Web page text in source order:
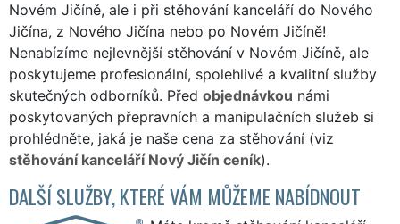
Novém Jičíně, ale i při stěhování kanceláří do Nového
Jičína, z Nového Jičína nebo po Novém Jičíně!
Nenabízíme nejlevnější stěhování v Novém Jičíně, ale
poskytujeme profesionální, spolehlivé a kvalitní služby
skutečných odborníků. Před objednávkou námi
poskytovaných přepravních a manipulačních služeb si
prohlédněte, jaká je naše cena za stěhování (viz
stěhování kanceláří Nový Jičín ceník).
DALŠÍ SLUŽBY, KTERÉ VÁM MŮŽEME NABÍDNOUT